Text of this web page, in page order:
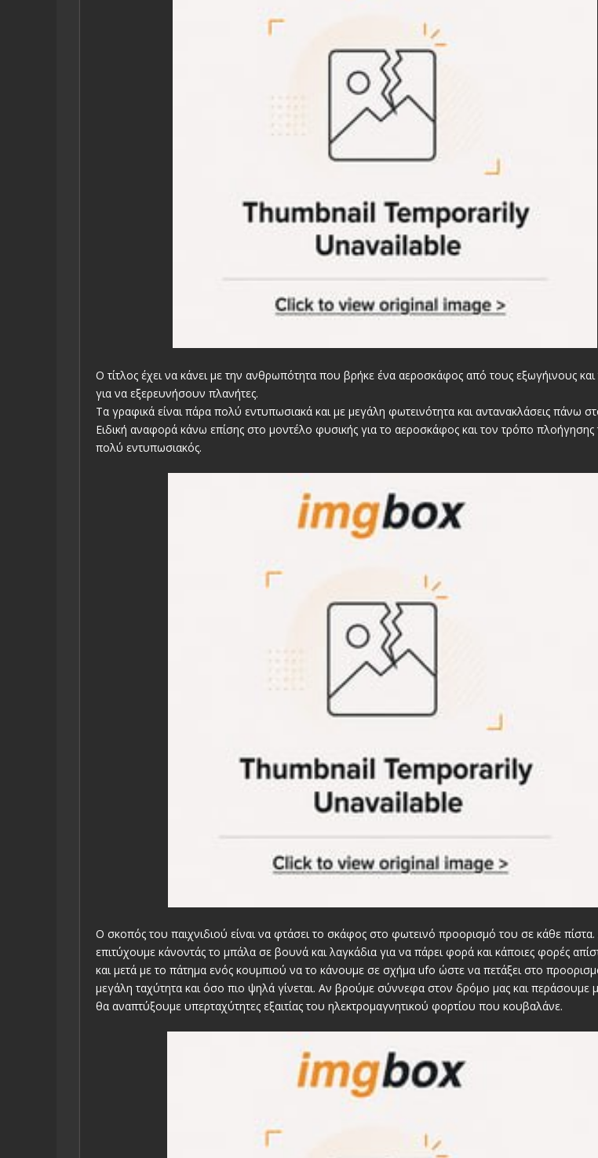
Ο τίτλος έχει να κάνει με την ανθρωπότητα που βρήκε ένα αεροσκάφος από τους εξωγήινους και
για να εξερευνήσουν πλανήτες.
Τα γραφικά είναι πάρα πολύ εντυπωσιακά και με μεγάλη φωτεινότητα και αντανακλάσεις πάνω
Ειδική αναφορά κάνω επίσης στο μοντέλο φυσικής για το αεροσκάφος και τον τρόπο πλοήγησης
πολύ εντυπωσιακός.
Ο σκοπός του παιχνιδιού είναι να φτάσει το σκάφος στο φωτεινό προορισμό του σε κάθε
επιτύχουμε κάνοντάς το μπάλα σε βουνά και λαγκάδια για να πάρει φορά και κάποιες φορές
και μετά με το πάτημα ενός κουμπιού να το κάνουμε σε σχήμα ufo ώστε να πετάξει στο
μεγάλη ταχύτητα και όσο πιο ψηλά γίνεται. Αν βρούμε σύννεφα στον δρόμο μας και περάσουμε
θα αναπτύξουμε υπερταχύτητες εξαιτίας του ηλεκτρομαγνητικού φορτίου που κουβαλάνε.